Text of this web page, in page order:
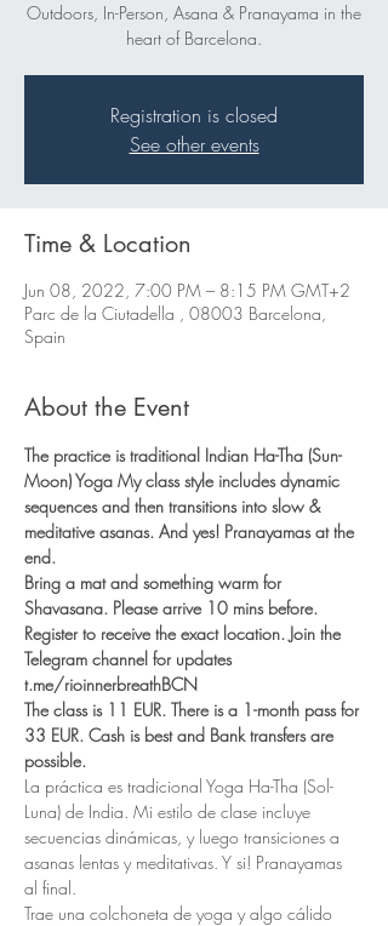
Outdoors, In-Person, Asana & Pranayama in the
heart of Barcelona.
Registration is closed
See other events
Time & Location
Jun 08, 2022, 7:00 PM – 8:15 PM GMT+2
Parc de la Ciutadella , 08003 Barcelona,
Spain
About the Event
The practice is traditional Indian Ha-Tha (Sun-
Moon) Yoga My class style includes dynamic
sequences and then transitions into slow &
meditative asanas. And yes! Pranayamas at the
end.
Bring a mat and something warm for
Shavasana. Please arrive 10 mins before.
Register to receive the exact location. Join the
Telegram channel for updates
t.me/rioinnerbreathBCN
The class is 11 EUR. There is a 1-month pass for
33 EUR. Cash is best and Bank transfers are
possible.
La práctica es tradicional Yoga Ha-Tha (Sol-
Luna) de India. Mi estilo de clase incluye
secuencias dinámicas, y luego transiciones a
asanas lentas y meditativas. Y si! Pranayamas
al final.
Trae una colchoneta de yoga y algo cálido